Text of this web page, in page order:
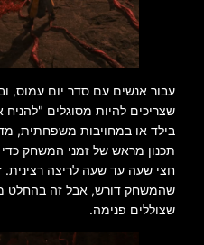
עבור אנשים עם סדר יום עמוס,
שצריכים להיות מסוגלים
בילד או במחויבות משפחתית,
תכנון מראש של זמני המשחק כדי
חצי שעה עד שעה לריצה רצינית.
שהמשחק דורש, אבל זה בהחלט
שצוללים פנימה.